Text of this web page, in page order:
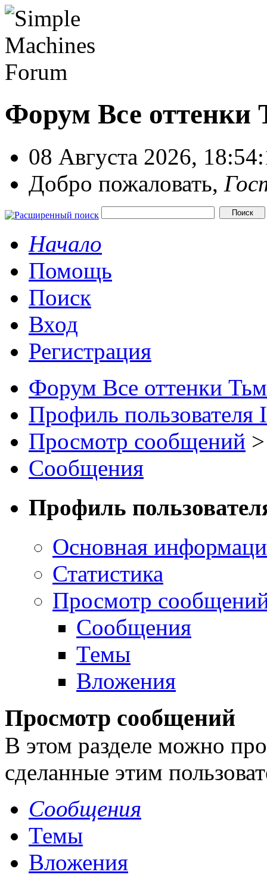
Форум Все оттенки
08 Августа 2026,
Добро пожаловать,
Начало
Помощь
Поиск
Вход
Регистрация
Форум Все оттенки
Профиль пользователя
Просмотр сообщений >
Сообщения
Профиль
Основная
Статистика
Просмотр
Сообщения
Темы
Вложения
Просмотр сообщений
В этом разделе можно
сделанные этим
Сообщения
Темы
Вложения